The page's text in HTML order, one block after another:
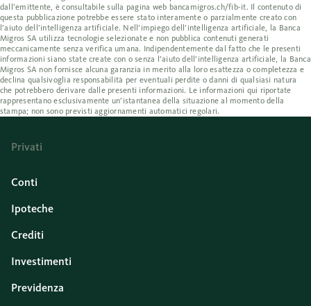
dall’emittente, è consultabile sulla pagina web bancamigros.ch/fib-it. Il contenuto di
questa pubblicazione potrebbe essere stato interamente o parzialmente creato con
l’aiuto dell’intelligenza artificiale. Nell’impiego dell’intelligenza artificiale, la Banca
Migros SA utilizza tecnologie selezionate e non pubblica contenuti generati
meccanicamente senza verifica umana. Indipendentemente dal fatto che le presenti
informazioni siano state create con o senza l’aiuto dell’intelligenza artificiale, la Banca
Migros SA non fornisce alcuna garanzia in merito alla loro esattezza o completezza e
declina qualsivoglia responsabilità per eventuali perdite o danni di qualsiasi natura
che potrebbero derivare dalle presenti informazioni. Le informazioni qui riportate
rappresentano esclusivamente un’istantanea della situazione al momento della
stampa; non sono previsti aggiornamenti automatici regolari.
Privati
Conti
Ipoteche
Crediti
Investimenti
Previdenza